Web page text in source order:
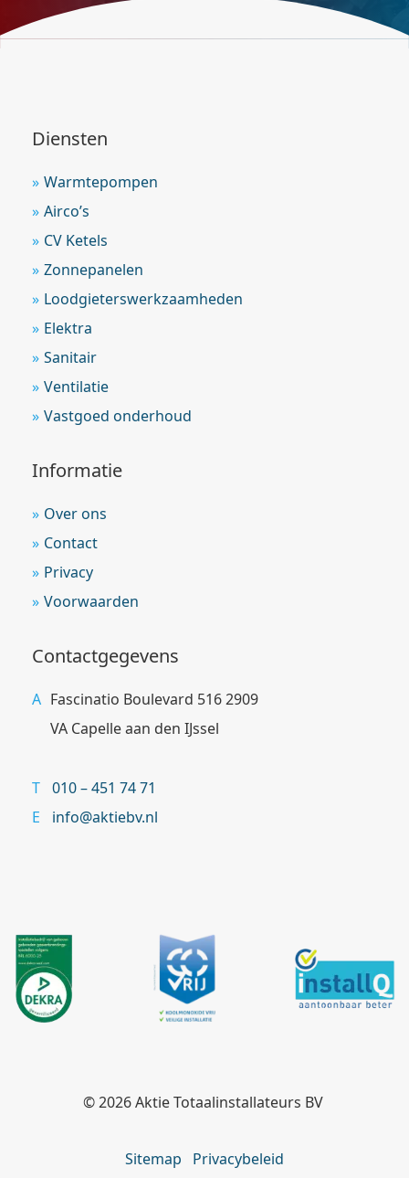
Diensten
Warmtepompen
Airco’s
CV Ketels
Zonnepanelen
Loodgieterswerkzaamheden
Elektra
Sanitair
Ventilatie
Vastgoed onderhoud
Informatie
Over ons
Contact
Privacy
Voorwaarden
Contactgegevens
Fascinatio Boulevard 516 2909
VA Capelle aan den IJssel
010 – 451 74 71
info@aktiebv.nl
© 2026Aktie Totaalinstallateurs BV
Sitemap Privacybeleid